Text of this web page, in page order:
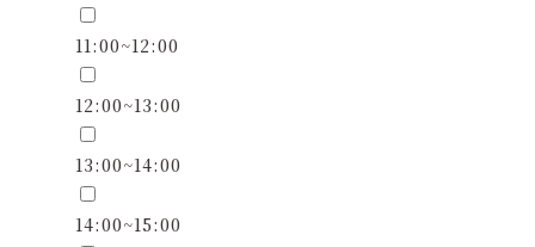
11:00~12:00
12:00~13:00
13:00~14:00
14:00~15:00